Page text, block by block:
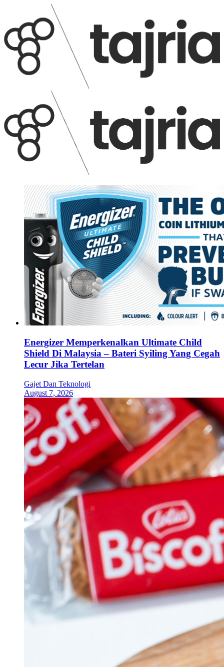
Energizer Memperkenalkan Ultimate Child
Shield Di Malaysia – Bateri Syiling Yang Cegah
Lecur Jika Tertelan
Gajet Dan Teknologi
August 7, 2026